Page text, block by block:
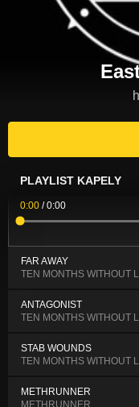
PLAYLIST KAPELY
0:00 /0:00
FAR AWAY
TEN MONTHS WITHOUT
ANTAGONIST
TEN MONTHS WITHOUT
STAB WOUNDS
TEN MONTHS WITHOUT
METHRUNNER